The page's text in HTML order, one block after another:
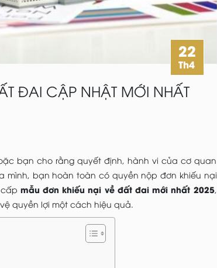
22
Th4
ĐAI CẬP NHẬT MỚI NHẤT
bạn cho rằng quyết định, hành vi của cơ quan
mình, bạn hoàn toàn có quyền nộp đơn khiếu nại
mẫu đơn khiếu nại về đất đai mới nhất 2025,
quyền lợi một cách hiệu quả.